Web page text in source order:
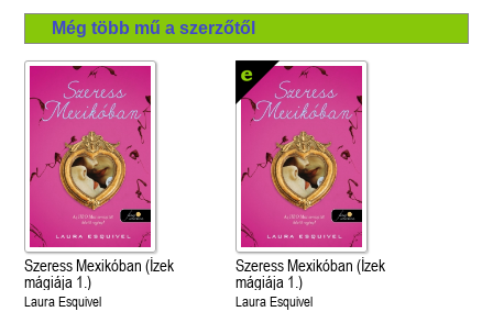
Még több mű a szerzőtől
Szeress Mexikóban (Ízek
mágiája 1.)
Laura Esquivel
Szeress Mexikóban (Ízek
mágiája 1.)
Laura Esquivel